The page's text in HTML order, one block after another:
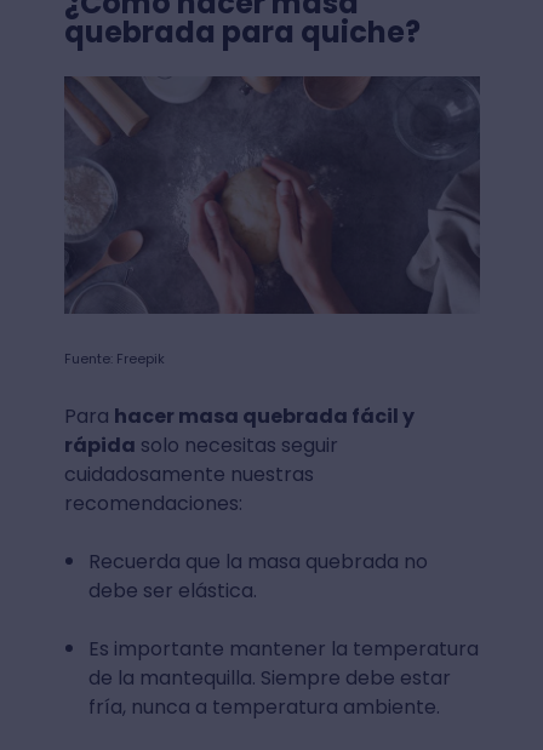
quebrada para quiche?
Fuente: Freepik
Para hacer masa quebrada fácil y
rápida solo necesitas seguir
cuidadosamente nuestras
recomendaciones:
Recuerda que la masa quebrada no
debe ser elástica.
Es importante mantener la temperatura
de la mantequilla. Siempre debe estar
fría, nunca a temperatura ambiente.